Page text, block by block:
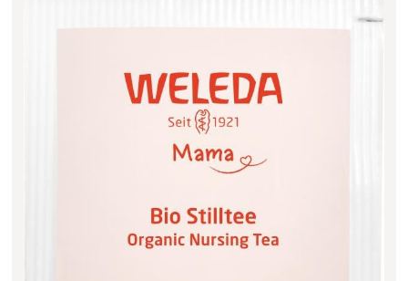
Hofladen Hoffelner Detail
Kuglbauer - Familie Bischof
La Toscana Anita Wolf e.U.
Detail
Weinkellerei Stift
Detail